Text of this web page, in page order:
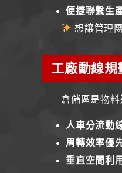
便捷聯繫生
想讓管理
工廠動線
倉儲區是物
人車分流動
周轉效率優
垂直空間利用